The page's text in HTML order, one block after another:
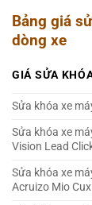
Bảng giá
dòng xe
GIÁ SỬA
Sửa khóa xe
Sửa khóa xe
Vision Lead
Sửa khóa xe
Acruizo Mio